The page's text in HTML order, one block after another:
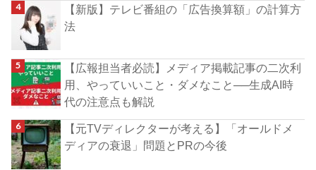
【新版】テレビ番組の「広告換算額」の計算方
法
【広報担当者必読】メディア掲載記事の二次利
用、やっていいこと・ダメなこと──生成AI時
代の注意点も解説
【元TVディレクターが考える】「オールドメ
ディアの衰退」問題とPRの今後